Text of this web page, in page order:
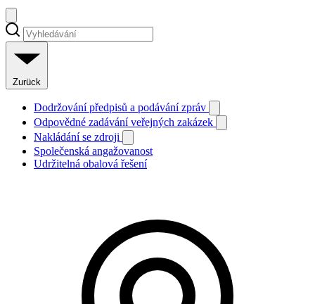
Zurück
Dodržování předpisů a podávání zpráv
Odpovědné zadávání veřejných zakázek
Nakládání se zdroji
Společenská angažovanost
Udržitelná obalová řešení